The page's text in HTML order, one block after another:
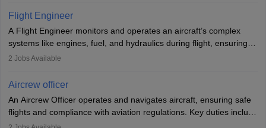
service. A high school diploma is typically required, followed by
rigorous training to qualify for the role.
Flight Engineer
A Flight Engineer monitors and operates an aircraft’s complex
systems like engines, fuel, and hydraulics during flight, ensuring
optimal performance and safety. They assist pilots with technical
requires strong technical knowledge, problem-solving, and
or aerospace engineering and specialised certification.
2 Jobs Available
Aircrew officer
An Aircrew Officer operates and navigates aircraft, ensuring safe
flights and compliance with aviation regulations. Key duties include
managing flight systems, conducting pre- and post-flight checks,